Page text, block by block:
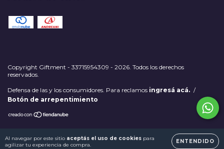
Al navegar por este sitio aceptás el uso de cookies para
agilizar tu experiencia de compra.
ENTENDIDO
Copyright Giftment - 33715954309 - 2026. Todos los derechos
reservados.
Defensa de las y los consumidores. Para reclamos ingresá acá. /
Botón de arrepentimiento